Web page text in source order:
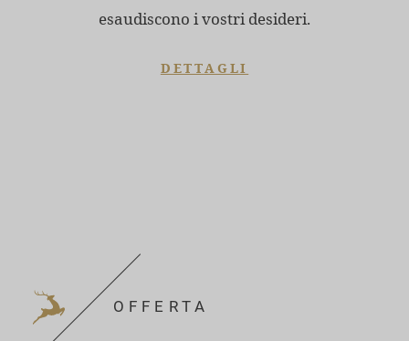
esaudiscono i vostri desideri.
DETTAGLI
OFFERTA